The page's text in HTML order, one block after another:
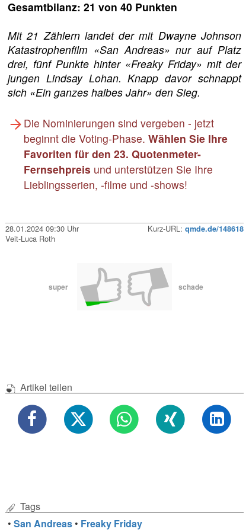
Gesamtbilanz: 21 von 40 Punkten
Mit 21 Zählern landet der mit Dwayne Johnson
Katastrophenfilm «San Andreas» nur auf Platz
drei, fünf Punkte hinter «Freaky Friday» mit der
jungen Lindsay Lohan. Knapp davor schnappt
sich «Ein ganzes halbes Jahr» den Sieg.
Die Nominierungen sind vergeben - jetzt
beginnt die Voting-Phase. Wählen Sie Ihre
Favoriten für den 23. Quotenmeter-
Fernsehpreis und unterstützen Sie Ihre
Lieblingsserien, -filme und -shows!
28.01.2024 09:30 Uhr Kurz-URL: qmde.de/148618
Veit-Luca Roth
super schade
Artikel teilen
Tags
•San Andreas • Freaky Friday